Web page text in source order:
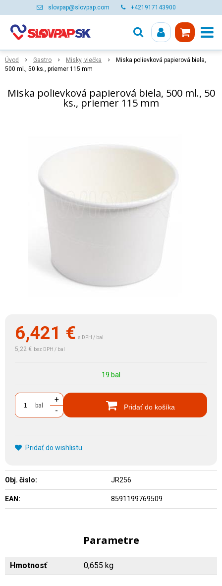
slovpap@slovpap.com +421917143900
Úvod Gastro Misky, viečka
Miska polievková papierová biela,
500 ml., 50 ks., priemer 115 mm
Miska polievková papierová biela, 500 ml., 50
ks., priemer 115 mm
6,421 € s DPH / bal
5,22 € bez DPH / bal
19 bal
bal
+
-
Pridať do košíka
Pridať do wishlistu
Obj. čislo: JR256
EAN: 8591199769509
Parametre
Hmotnosť 0,655 kg